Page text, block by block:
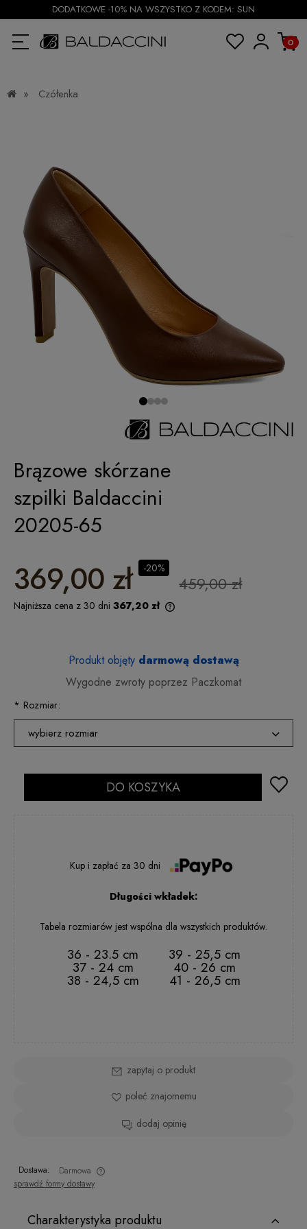
DODATKOWE -10% NA WSZYSTKO Z KODEM: SUN
» Czółenka
Brązowe skórzane
szpilki Baldaccini
20205-65
369,00 zł 459,00 zł
-20%
Najniższa cena z 30 dni 367,20 zł
Produkt objętydarmową dostawą
Wygodne zwroty poprzez Paczkomat
* Rozmiar:
wybierz rozmiar
2 - 5 dni rob.
DO KOSZYKA
Kup i zapłać za30 dni
Długości wkładek:
Tabela rozmiarów jest wspólna dla wszystkich produktów.
36 - 23.5 cm
37 - 24 cm
38 - 24,5 cm
39 - 25,5 cm
40 - 26 cm
41 - 26,5 cm
zapytaj o produkt
poleć znajomemu
dodaj opinię
Dostawa:
Darmowa
sprawdź formy dostawy
Charakterystyka produktu